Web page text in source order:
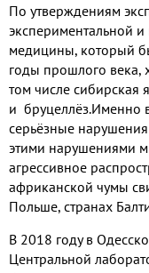
По утверждениям
экспериментальной
медицины, который
годы прошлого века,
том числе сибирская
и бруцеллёз.Именно
серьёзные
этими нарушениями
агрессивное
африканской чумы
Польше, странах
В 2018 году в
Центральной